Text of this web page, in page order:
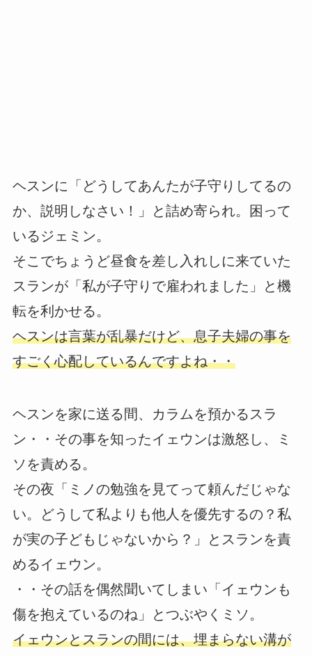
ヘスンに「どうしてあんたが子守りしてるの
か、説明しなさい！」と詰め寄られ。困って
いるジェミン。
そこでちょうど昼食を差し入れしに来ていた
スランが「私が子守りで雇われました」と機
転を利かせる。
ヘスンは言葉が乱暴だけど、息子夫婦の事を
すごく心配しているんですよね・・
ヘスンを家に送る間、カラムを預かるスラ
ン・・その事を知ったイェウンは激怒し、ミ
ソを責める。
その夜「ミノの勉強を見てって頼んだじゃな
い。どうして私よりも他人を優先するの？私
が実の子どもじゃないから？」とスランを責
めるイェウン。
・・その話を偶然聞いてしまい「イェウンも
傷を抱えているのね」とつぶやくミソ。
イェウンとスランの間には、埋まらない溝が